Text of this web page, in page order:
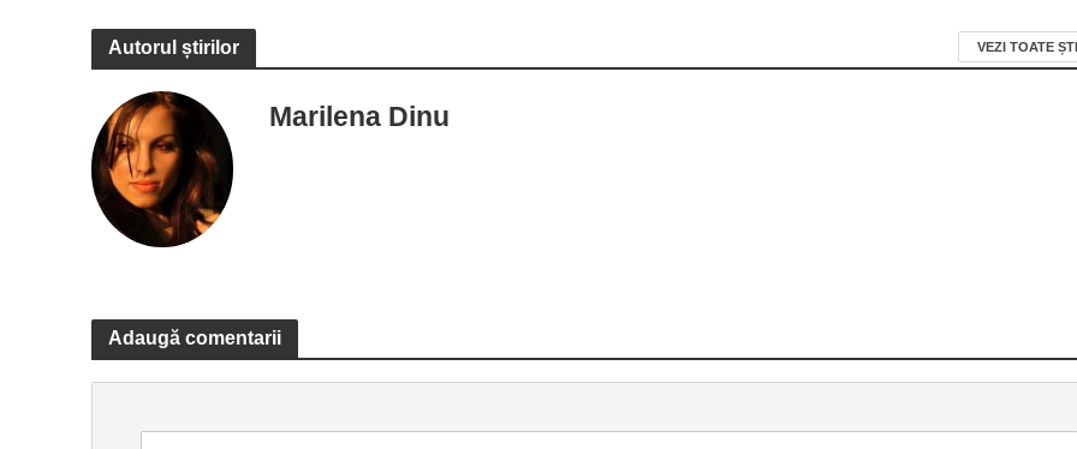
Autorul știrilor VEZI TOATE
Marilena Dinu
Adaugă comentarii